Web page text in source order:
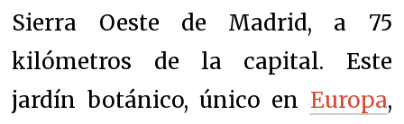
Sierra Oeste de Madrid, a 75
kilómetros de la capital. Este
jardín botánico, único en Europa,